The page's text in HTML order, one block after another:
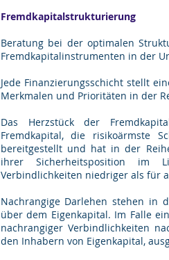
Fremdkapitalstrukturierung
Beratung bei der optimalen
Fremdkapitalinstrumenten in der
Jede Finanzierungsschicht stellt
Merkmalen und Prioritäten in der
Das Herzstück der
Fremdkapital, die risikoärmste
bereitgestellt und hat in der
ihrer Sicherheitsposition im
Verbindlichkeiten niedriger als für
Nachrangige Darlehen stehen in
über dem Eigenkapital. Im Falle
nachrangiger Verbindlichkeiten
den Inhabern von Eigenkapital,